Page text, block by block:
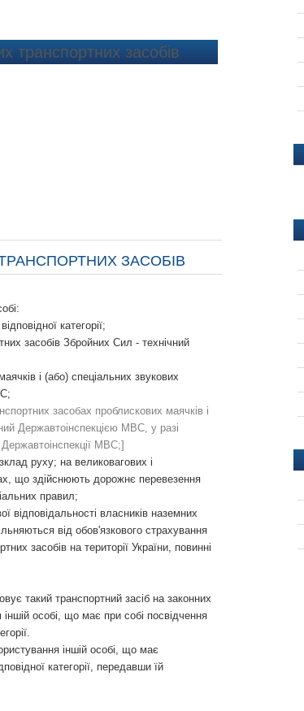
транспортних засобів
ЗАСОБІВ
категорії;
засобів Збройних Сил - технічний
і (або) спеціальних звукових
засобах проблискових маячків і
Державтоінспекцією МВС, у разі
МВС;]
руху; на великовагових і
що здійснюють дорожнє перевезення
правил;
відповідальності власників наземних
від обов'язкового страхування
засобів на території України, повинні
такий транспортний засіб на законних
особі, що має при собі посвідчення
іншій особі, що має
категорії, передавши їй